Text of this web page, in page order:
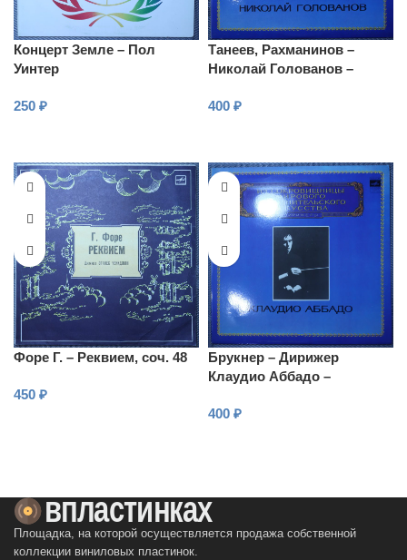
Концерт Земле – Пол
Уинтер
250 ₽
Танеев, Рахманинов –
Николай Голованов –
400 ₽
Форе Г. – Реквием, соч. 48
450 ₽
Брукнер – Дирижер
Клаудио Аббадо –
400 ₽
Площадка, на которой осуществляется продажа собственной
коллекции виниловых пластинок.